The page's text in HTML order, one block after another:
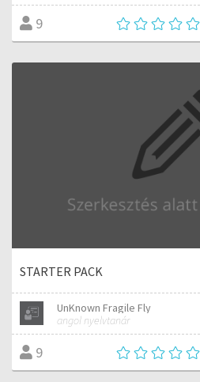
9
STARTER PACK
UnKnown Fragile Fly
angol nyelvtanár
9